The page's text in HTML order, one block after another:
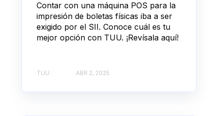
Contar con una máquina POS para la
impresión de boletas físicas iba a ser
exigido por el SII. Conoce cuál es tu
mejor opción con TUU. ¡Revísala aquí!
TUU ABR 2, 2025